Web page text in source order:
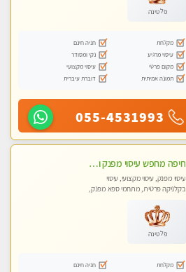
פלטינה
מקלחת
חניה חינם
עיסוי מרגיע
נקי ומסודר
מקום פרטי
עיסוי מקצועי
תמונה אמיתית
דוברת עיברית
055-4531993
חיפה מחפש עיסוי מפנק ומרגיע ?
עיסוי מפנק, עיסוי מקצועי, עיסוי
בקלניקה פרטית, מתחמי ספא מפנק,
פלטינה
מקלחת
חניה חינם